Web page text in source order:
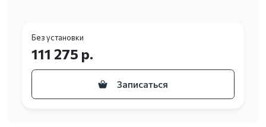
Без установки
111 275 р.
Записаться